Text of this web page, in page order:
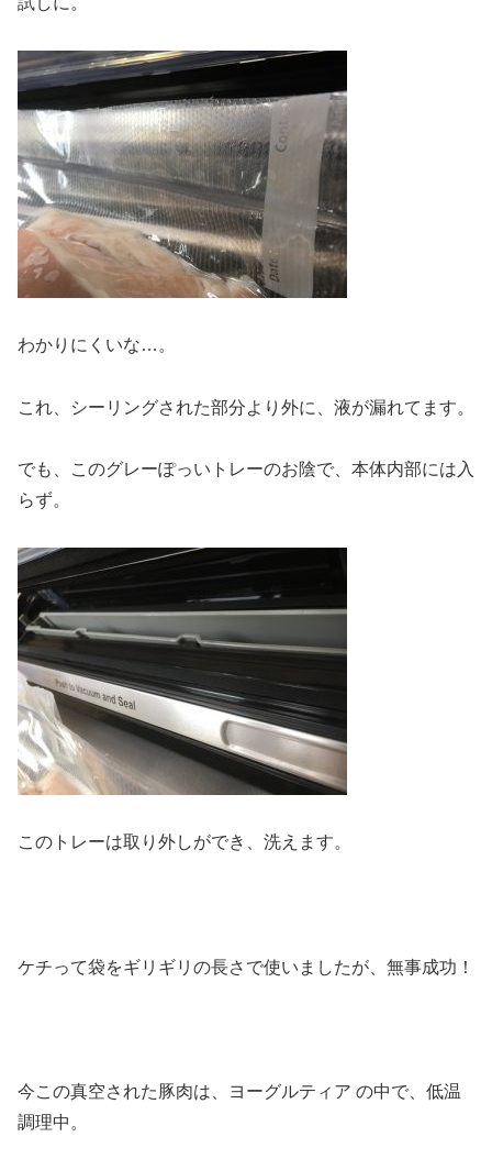
わかりにくいな…。
これ、シーリングされた部分より外に、液が漏れてます。
でも、このグレーぽっいトレーのお陰で、本体内部には入
らず。
このトレーは取り外しができ、洗えます。
ケチって袋をギリギリの長さで使いましたが、無事成功！
今この真空された豚肉は、ヨーグルティア の中で、低温
調理中。